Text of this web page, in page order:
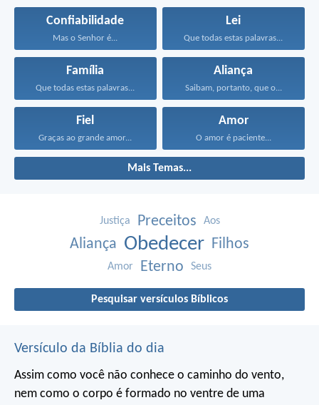
Confiabilidade
Mas o Senhor é...
Lei
Que todas estas palavras...
Família
Que todas estas palavras...
Aliança
Saibam, portanto, que o...
Fiel
Graças ao grande amor...
Amor
O amor é paciente...
Mais Temas...
Justiça Preceitos Aos
Aliança Obedecer Filhos
Amor Eterno Seus
Pesquisar versículos Bíblicos
Versículo da Bíblia do dia
Assim como você não conhece o caminho do vento,
nem como o corpo é formado no ventre de uma